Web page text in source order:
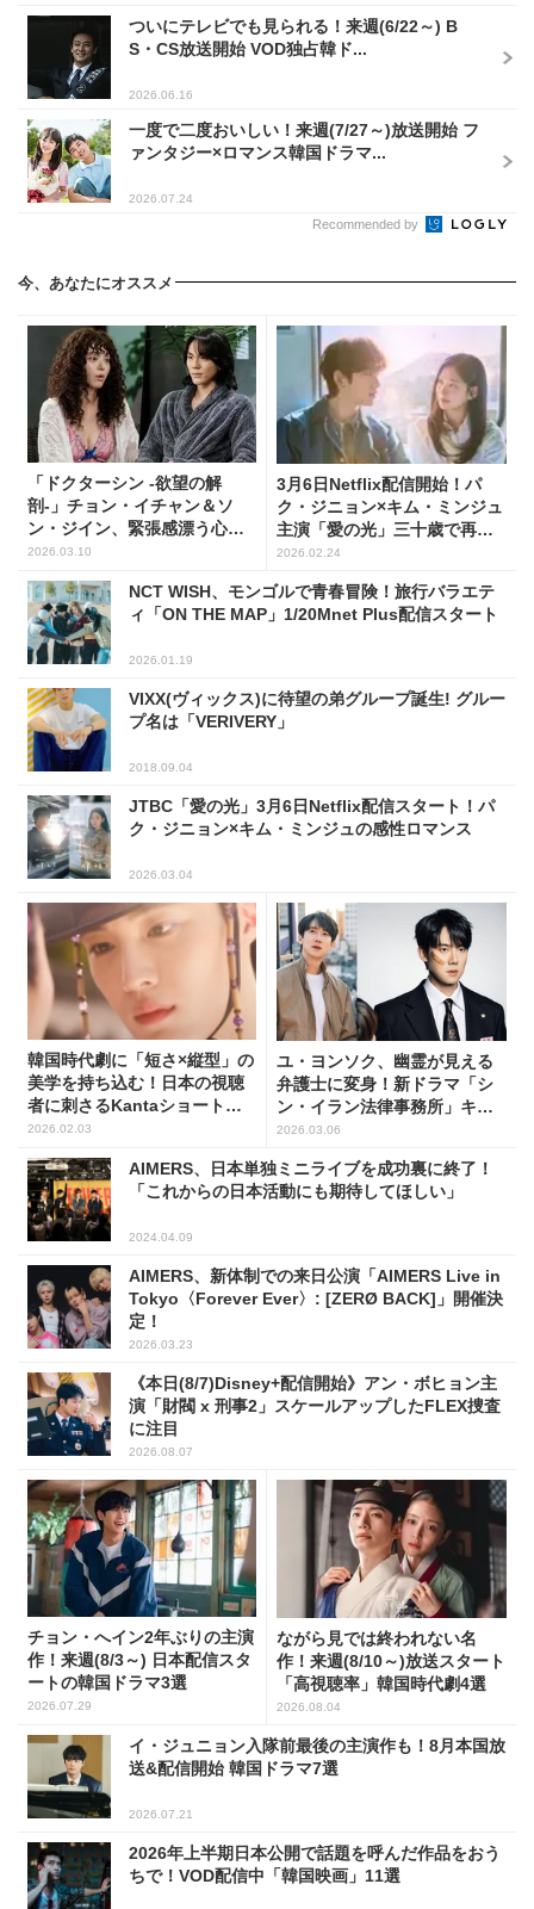
ついにテレビでも見られる！来週(6/22～) B
S・CS放送開始 VOD独占韓ド...
2026.06.16
一度で二度おいしい！来週(7/27～)放送開始 フ
ァンタジー×ロマンス韓国ドラマ...
2026.07.24
Recommended by
今、あなたにオススメ
「ドクターシン -欲望の解
剖-」チョン・イチャン＆ソ
ン・ジイン、緊張感漂う心理
戦
2026.03.10
3月6日Netflix配信開始！パ
ク・ジニョン×キム・ミンジュ
主演「愛の光」三十歳で再び
交差する初恋
2026.02.24
NCT WISH、モンゴルで青春冒険！旅行バラエテ
ィ「ON THE MAP」1/20Mnet Plus配信スタート
2026.01.19
VIXX(ヴィックス)に待望の弟グループ誕生! グルー
プ名は「VERIVERY」
2018.09.04
JTBC「愛の光」3月6日Netflix配信スタート！パ
ク・ジニョン×キム・ミンジュの感性ロマンス
2026.03.04
韓国時代劇に「短さ×縦型」の
美学を持ち込む！日本の視聴
者に刺さるKantaショートド
ラマの革新
2026.02.03
ユ・ヨンソク、幽霊が見える
弁護士に変身！新ドラマ「シ
ン・イラン法律事務所」キャ
ラクター公開
2026.03.06
AIMERS、日本単独ミニライブを成功裏に終了！
「これからの日本活動にも期待してほしい」
2024.04.09
AIMERS、新体制での来日公演「AIMERS Live in
Tokyo〈Forever Ever〉: [ZERØ BACK]」開催決
定！
2026.03.23
《本日(8/7)Disney+配信開始》アン・ボヒョン主
演「財閥 x 刑事2」スケールアップしたFLEX捜査
に注目
2026.08.07
チョン・へイン2年ぶりの主演
作！来週(8/3～) 日本配信スタ
ートの韓国ドラマ3選
2026.07.29
ながら見では終われない名
作！来週(8/10～)放送スタート
「高視聴率」韓国時代劇4選
2026.08.04
イ・ジュニョン入隊前最後の主演作も！8月本国放
送&配信開始 韓国ドラマ7選
2026.07.21
2026年上半期日本公開で話題を呼んだ作品をおう
ちで！VOD配信中「韓国映画」11選